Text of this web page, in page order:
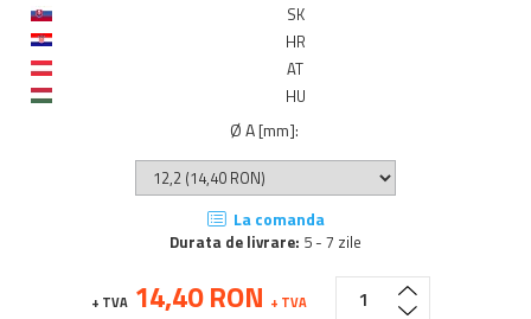
SK
HR
AT
HU
Ø A [mm]:
La comanda
Durata de livrare: 5 - 7 zile
+ TVA 14,40 RON + TVA